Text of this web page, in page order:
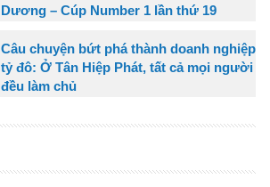
Dương – Cúp Number 1 lần thứ 19
Câu chuyện bứt phá thành doanh nghiệp
tỷ đô: Ở Tân Hiệp Phát, tất cả mọi người
đều làm chủ